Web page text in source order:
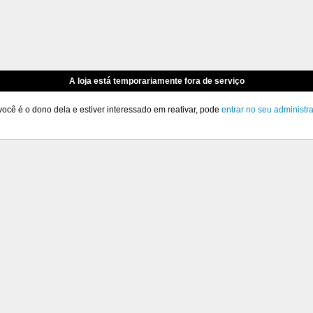
A loja está temporariamente fora de serviço
é o dono dela e estiver interessado em reativar, pode entrar no seu